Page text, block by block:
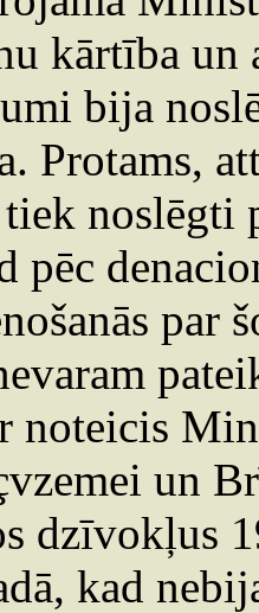
kārtība
bija
Protams,
noslēgti
pēc
par
noteicis
un
dzīvokļus
kad